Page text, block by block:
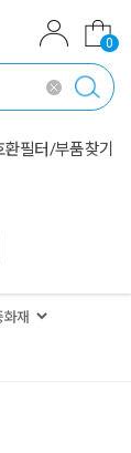
0
환필터/부품찾기